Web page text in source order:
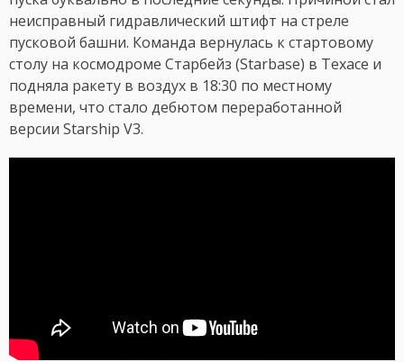
неисправный гидравлический штифт на стреле
пусковой башни. Команда вернулась к стартовому
столу на космодроме Старбейз (Starbase) в Техасе и
подняла ракету в воздух в 18:30 по местному
времени, что стало дебютом переработанной
версии Starship V3.